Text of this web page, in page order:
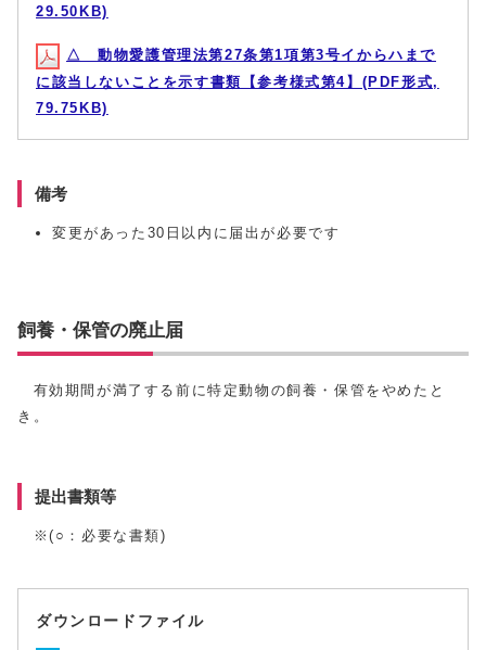
29.50KB)
△ 動物愛護管理法第27条第1項第3号イからハまで
に該当しないことを示す書類【参考様式第4】(PDF形式,
79.75KB)
備考
変更があった30日以内に届出が必要です
飼養・保管の廃止届
有効期間が満了する前に特定動物の飼養・保管をやめたと
き。
提出書類等
※(○：必要な書類)
ダウンロードファイル